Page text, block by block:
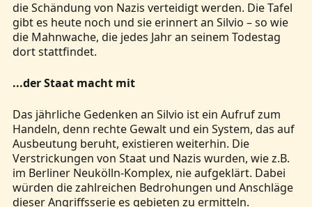
die Schändung von Nazis verteidigt werden. Die Tafel
gibt es heute noch und sie erinnert an Silvio – so wie
die Mahnwache, die jedes Jahr an seinem Todestag
dort stattfindet.
...der Staat macht mit
Das jährliche Gedenken an Silvio ist ein Aufruf zum
Handeln, denn rechte Gewalt und ein System, das auf
Ausbeutung beruht, existieren weiterhin. Die
Verstrickungen von Staat und Nazis wurden, wie z.B.
im Berliner Neukölln-Komplex, nie aufgeklärt. Dabei
würden die zahlreichen Bedrohungen und Anschläge
dieser Angriffsserie es gebieten zu ermitteln.